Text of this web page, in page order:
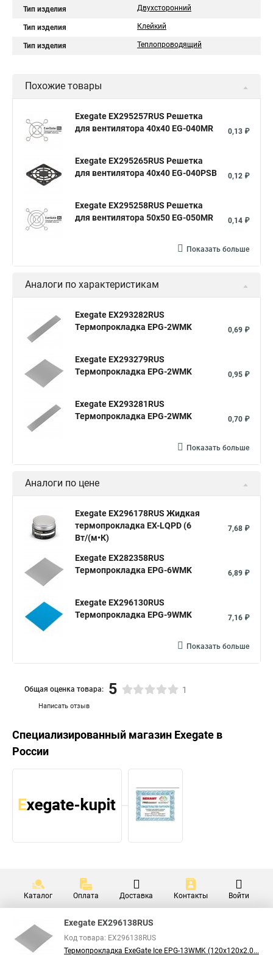
Тип изделия Двухсторонний
Тип изделия Клейкий
Тип изделия Теплопроводящий
Похожие товары
Exegate EX295257RUS Решетка
для вентилятора 40x40 EG-040MR
0,13 ₽
Exegate EX295265RUS Решетка
для вентилятора 40x40 EG-040PSB
0,12 ₽
Exegate EX295258RUS Решетка
для вентилятора 50х50 EG-050MR
0,14 ₽
Показать больше
Аналоги по характеристикам
Exegate EX293282RUS
Термопрокладка EPG-2WMK
0,69 ₽
Exegate EX293279RUS
Термопрокладка EPG-2WMK
0,95 ₽
Exegate EX293281RUS
Термопрокладка EPG-2WMK
0,70 ₽
Показать больше
Аналоги по цене
Exegate EX296178RUS Жидкая
термопрокладка EX-LQPD (6
Вт/(м•К)
7,68 ₽
Exegate EX282358RUS
Термопрокладка EPG-6WMK
6,89 ₽
Exegate EX296130RUS
Термопрокладка EPG-9WMK
7,16 ₽
Показать больше
Написать отзыв
Общая оценка товара: 5 1
Специализированный магазин Exegate в
России
Каталог Оплата Доставка Контакты Войти
Exegate EX296138RUS
Код товара: EX296138RUS
Термопрокладка ExeGate Ice EPG-13WMK (120x120x2.0...